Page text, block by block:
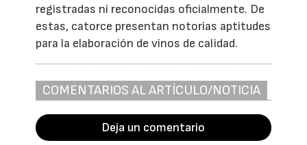
registradas ni reconocidas oficialmente. De
estas, catorce presentan notorias aptitudes
para la elaboración de vinos de calidad.
COMENTARIOS AL ARTÍCULO/NOTICIA
Deja un comentario